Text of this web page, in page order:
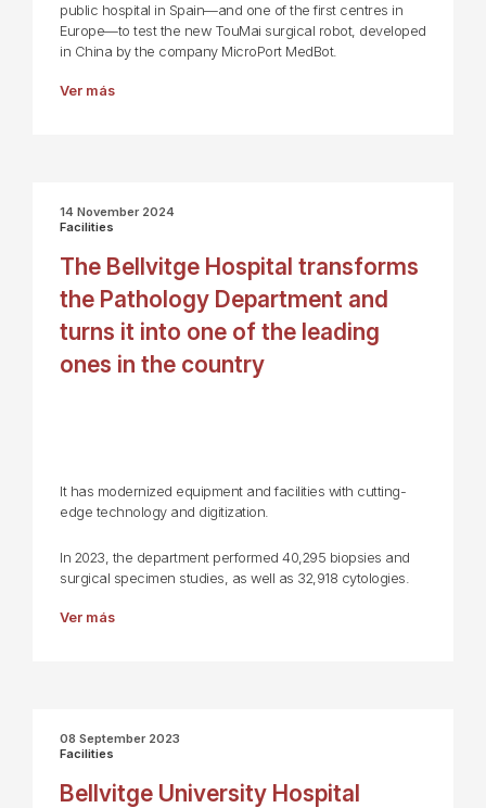
public hospital in Spain—and one of the first centres in
Europe—to test the new TouMai surgical robot, developed
in China by the company MicroPort MedBot.
Ver más
14 November 2024
Facilities
The Bellvitge Hospital transforms
the Pathology Department and
turns it into one of the leading
ones in the country
It has modernized equipment and facilities with cutting-
edge technology and digitization.
In 2023, the department performed 40,295 biopsies and
surgical specimen studies, as well as 32,918 cytologies.
Ver más
08 September 2023
Facilities
Bellvitge University Hospital